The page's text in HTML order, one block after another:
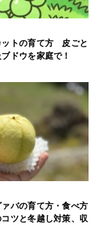
ットの育て方 皮ごと
ドウを家庭で！
バの育て方・食べ方
ツと冬越し対策、収